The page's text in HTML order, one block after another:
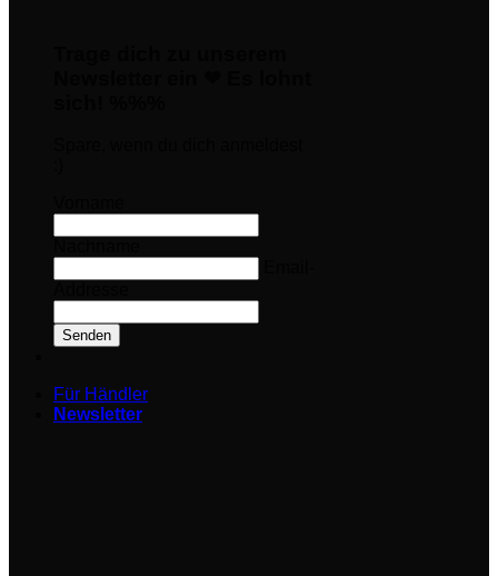
Senden
Für Händler
Newsletter